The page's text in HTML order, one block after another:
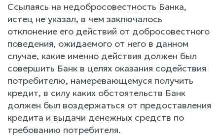
Ссылаясь на недобросовестность Банка,
истец не указал, в чем заключалось
отклонение его действий от добросовестного
поведения, ожидаемого от него в данном
случае, какие именно действия должен был
совершить Банк в целях оказания содействия
потребителю, намеревающемуся получить
кредит, в силу каких обстоятельств Банк
должен был воздержаться от предоставления
кредита и выдачи денежных средств по
требованию потребителя.